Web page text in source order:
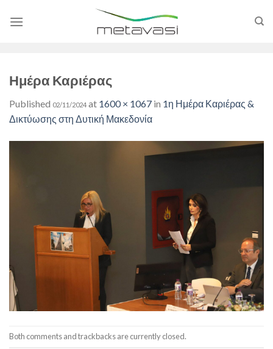
Ημέρα Καριέρας
Published 02/11/2024 at 1600 × 1067 in 1η Ημέρα Καριέρας &
Δικτύωσης στη Δυτική Μακεδονία
Both comments and trackbacks are currently closed.